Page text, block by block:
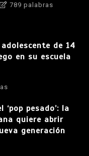
789 palabras
de 14
en su escuela
‘pop pesado’: la
quiere abrir
generación